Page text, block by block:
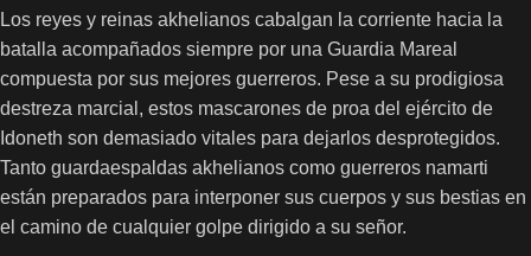
Los reyes y reinas akhelianos cabalgan la corriente hacia la
batalla acompañados siempre por una Guardia Mareal
compuesta por sus mejores guerreros. Pese a su prodigiosa
destreza marcial, estos mascarones de proa del ejército de
Idoneth son demasiado vitales para dejarlos desprotegidos.
Tanto guardaespaldas akhelianos como guerreros namarti
están preparados para interponer sus cuerpos y sus bestias en
el camino de cualquier golpe dirigido a su señor.